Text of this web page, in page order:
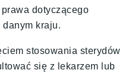
dotyczącego
kraju.
stosowania sterydów
się z lekarzem lub